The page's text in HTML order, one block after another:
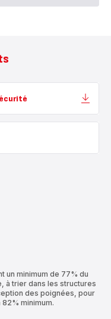
un minimum de 77% du
à trier dans les structures
des poignées, pour
minimum.